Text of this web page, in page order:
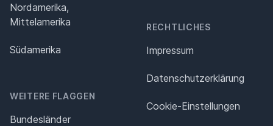
Nordamerika,
Mittelamerika
Südamerika
WEITERE FLAGGEN
Bundesländer
RECHTLICHES
Impressum
Datenschutz­erklärung
Cookie-Einstellungen